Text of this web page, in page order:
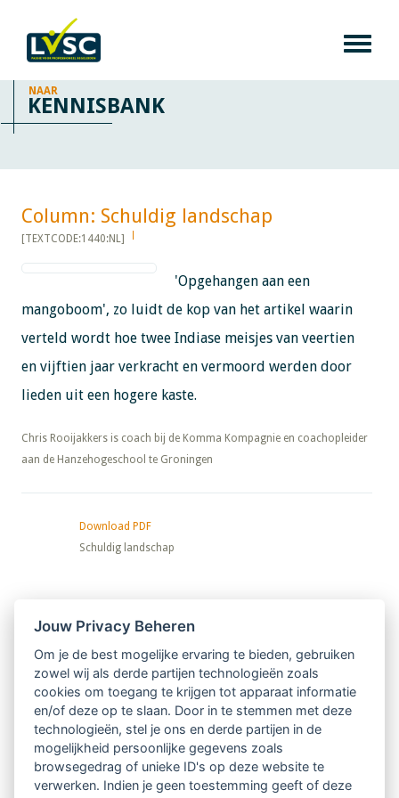
NAAR
KENNISBANK
Column: Schuldig landschap​​​​​​
[TEXTCODE:1440:NL]
'Opgehangen aan een
mangoboom', zo luidt de kop van het artikel waarin
verteld wordt hoe twee Indiase meisjes van veertien
en vijftien jaar verkracht en vermoord werden door
lieden uit een hogere kaste.
​​​​​​​Chris Rooijakkers is coach bij de Komma Kompagnie en coachopleider
aan de Hanzehogeschool te Groningen
Download PDF
Schuldig landschap
Nieuwsbrief
Ontvang 10 x per jaar de LVSC-
relatienieuwsbrief met o.a.:
vrij toegankelijke TsvB-artikelen
nieuws op het vlak van professioneel
Jouw Privacy Beheren
Om je de best mogelijke ervaring te bieden, gebruiken
zowel wij als derde partijen technologieën zoals
cookies om toegang te krijgen tot apparaat informatie
en/of deze op te slaan. Door in te stemmen met deze
technologieën, stel je ons en derde partijen in de
mogelijkheid persoonlijke gegevens zoals
browsegedrag of unieke ID's op deze website te
verwerken. Indien je geen toestemming geeft of deze